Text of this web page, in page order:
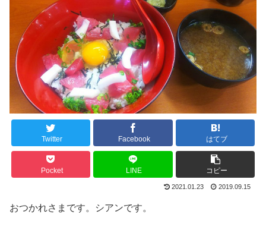
Twitter Facebook はてブ
Pocket LINE コピー
2021.01.23 2019.09.15
おつかれさまです。シアンです。